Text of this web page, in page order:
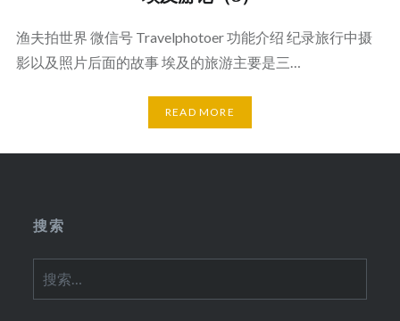
渔夫拍世界 微信号 Travelphotoer 功能介绍 纪录旅行中摄
影以及照片后面的故事 埃及的旅游主要是三…
READ MORE
搜索
索：